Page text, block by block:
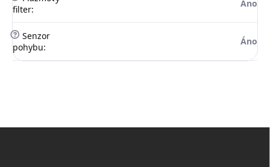
filter:
Áno
? Senzor
pohybu:
Áno
Z